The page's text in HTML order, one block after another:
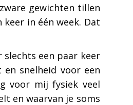
gewichten tillen
in één week. Dat
slechts een paar keer
snelheid voor een
voor mij fysiek veel
en waarvan je soms